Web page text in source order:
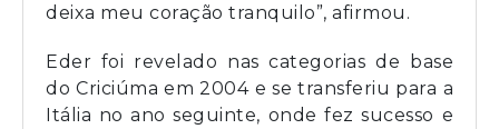
deixa meu coração tranquilo”, afirmou.
Eder foi revelado nas categorias de base
do Criciúma em 2004 e se transferiu para a
Itália no ano seguinte, onde fez sucesso e